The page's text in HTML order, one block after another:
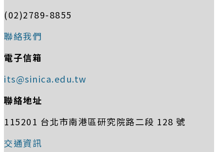
(02)2789-8855
聯絡我們
電子信箱
its@sinica.edu.tw
聯絡地址
115201 台北市南港區研究院路二段 128 號
交通資訊